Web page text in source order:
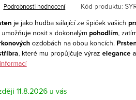
Podrobnosti hodnocení Kód produktu:
je jako hudba sálající ze špiček vašich
nosit s dokonalým pohodlím,
ozdobách na obou koncích.
, které mu propůjčuje výraz elegance a
11.8.2026